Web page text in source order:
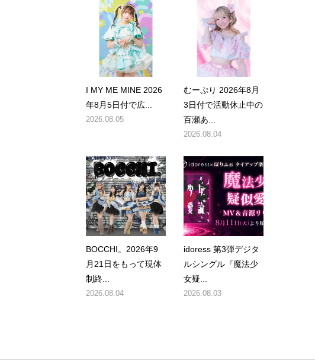
I MY ME MINE 2026
年8月5日付で広...
2026.08.05
むーぷり 2026年8月
3日付で活動休止中の
百瀬あ...
2026.08.04
BOCCHI。2026年9
月21日をもって現体
制終...
2026.08.04
idoress 第3弾デジタ
ルシングル『魔法少
女疑...
2026.08.03